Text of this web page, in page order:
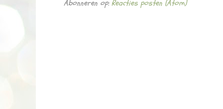
Abonneren op:Reacties posten (Atom)